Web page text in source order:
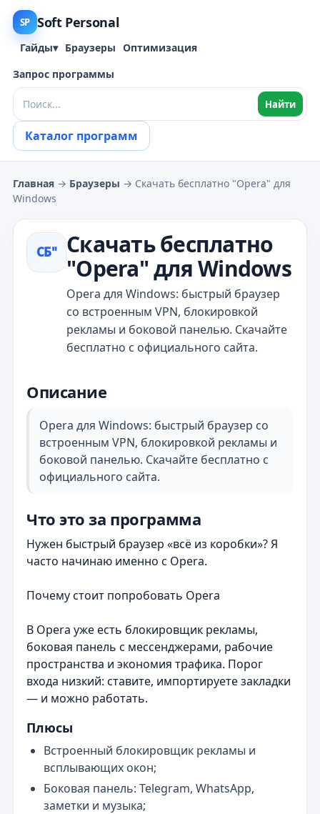
SP Soft Personal
Гайды▾ Браузеры Оптимизация
Запрос программы
Найти
Каталог программ
Главная → Браузеры → Скачать бесплатно "Opera" для
Windows
СБ"
Скачать бесплатно
"Opera" для Windows
Opera для Windows: быстрый браузер
со встроенным VPN, блокировкой
рекламы и боковой панелью. Скачайте
бесплатно с официального сайта.
Описание
Opera для Windows: быстрый браузер со
встроенным VPN, блокировкой рекламы и
боковой панелью. Скачайте бесплатно с
официального сайта.
Что это за программа
Нужен быстрый браузер «всё из коробки»? Я
часто начинаю именно с Opera.
Почему стоит попробовать Opera
В Opera уже есть блокировщик рекламы,
боковая панель с мессенджерами, рабочие
пространства и экономия трафика. Порог
входа низкий: ставите, импортируете закладки
— и можно работать.
Плюсы
Встроенный блокировщик рекламы и
всплывающих окон;
Боковая панель: Telegram, WhatsApp,
заметки и музыка;